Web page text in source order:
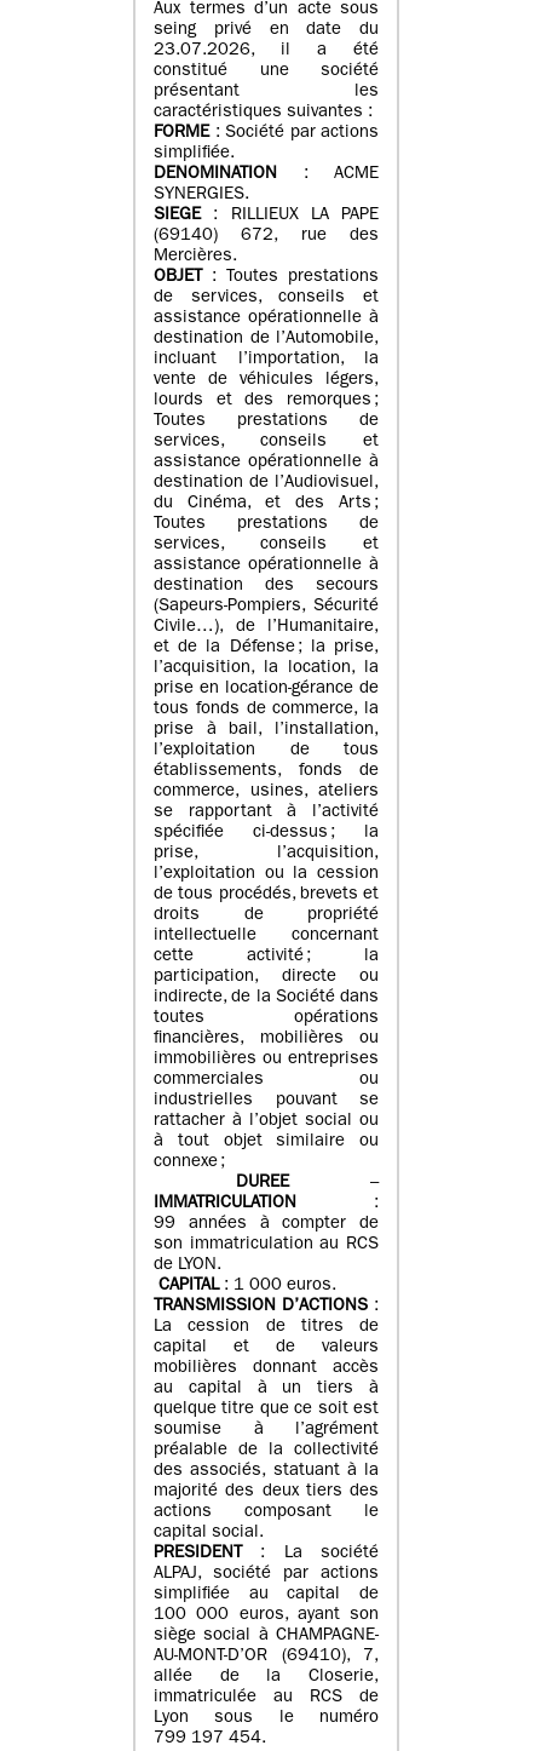
Aux termes d’un acte sous
seing privé en date du
23.07.2026, il a été
constitué une société
présentant les
caractéristiques suivantes :
FORME: Société par actions
simplifiée.
DENOMINATION : ACME
SYNERGIES.
SIEGE: RILLIEUX LA PAPE
(69140) 672, rue des
Mercières.
OBJET
: Toutes prestations
de services, conseils et
assistance opérationnelle à
destination de l’Automobile,
incluant l’importation, la
vente de véhicules légers,
lourds et des remorques ;
Toutes prestations de
services, conseils et
assistance opérationnelle à
destination de l’Audiovisuel,
du Cinéma, et des Arts ;
Toutes prestations de
services, conseils et
assistance opérationnelle à
destination des secours
(Sapeurs-Pompiers, Sécurité
Civile…), de l’Humanitaire,
et de la Défense ; la prise,
l’acquisition, la location, la
prise en location-gérance de
tous fonds de commerce, la
prise à bail, l’installation,
l’exploitation de tous
établissements, fonds de
commerce, usines, ateliers
se rapportant à l’activité
spécifiée ci-dessus ; la
prise, l’acquisition,
l’exploitation ou la cession
de tous procédés, brevets et
droits de propriété
intellectuelle concernant
cette activité ; la
participation, directe ou
indirecte, de la Société dans
toutes opérations
financières, mobilières ou
immobilières ou entreprises
commerciales ou
industrielles pouvant se
rattacher à l’objet social ou
à tout objet similaire ou
connexe ;
DUREE–
IMMATRICULATION :
99 années à compter de
son immatriculation au RCS
de LYON.
CAPITAL: 1 000 euros.
TRANSMISSION D’ACTIONS :
La cession de titres de
capital et de valeurs
mobilières donnant accès
au capital à un tiers à
quelque titre que ce soit est
soumise à l’agrément
préalable de la collectivité
des associés, statuant à la
majorité des deux tiers des
actions composant le
capital social.
PRESIDENT
: La société
ALPAJ, société par actions
simplifiée au capital de
100 000 euros, ayant son
siège social à CHAMPAGNE-
AU-MONT-D’OR (69410), 7,
allée de la Closerie,
immatriculée au RCS de
Lyon sous le numéro
799 197 454.